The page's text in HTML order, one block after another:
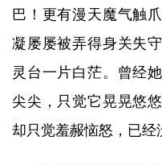
巴！更有漫天魔气触
凝屡屡被弄得身关失
灵台一片白茫。曾经
尖尖，只觉它晃晃悠
却只觉羞赧恼怒，已经